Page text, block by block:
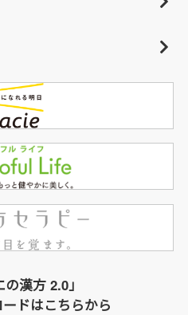
の漢方 2.0」
ドはこちらから